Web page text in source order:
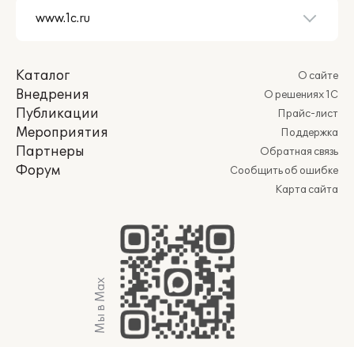
Каталог
Внедрения
Публикации
Мероприятия
Партнеры
Форум
О сайте
О решениях 1С
Прайс-лист
Поддержка
Обратная связь
Сообщить об ошибке
Карта сайта
Мы в Max